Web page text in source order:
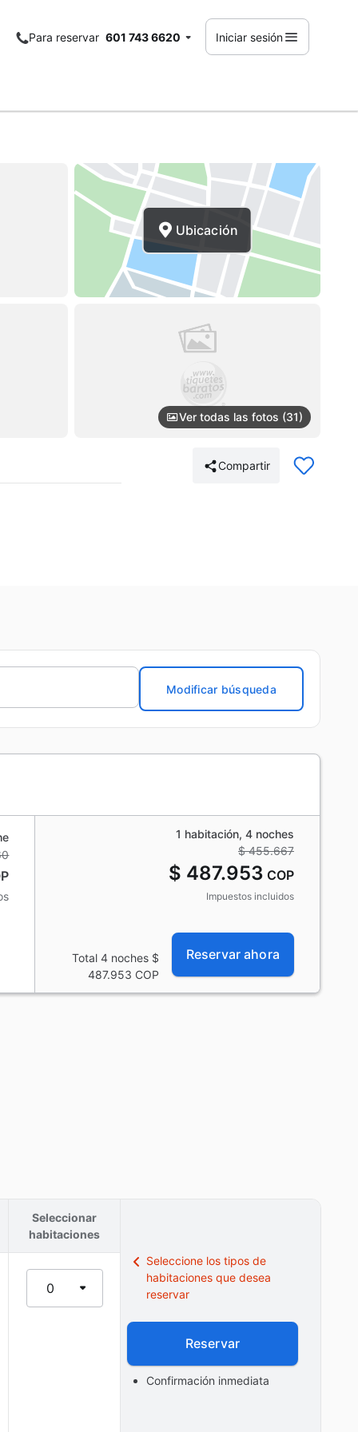
Para reservar 601 743 6620 Iniciar sesión
Ver todas las fotos (31)
Ubicación
Compartir
Modificar búsqueda
1 habitación, 4 noches
$ 455.667
$ 487.953 COP
Impuestos incluidos
Total 4 noches $
487.953 COP
Reservar ahora
Seleccionar
habitaciones
0
Seleccione los tipos de
habitaciones que desea
reservar
Reservar
Confirmación inmediata